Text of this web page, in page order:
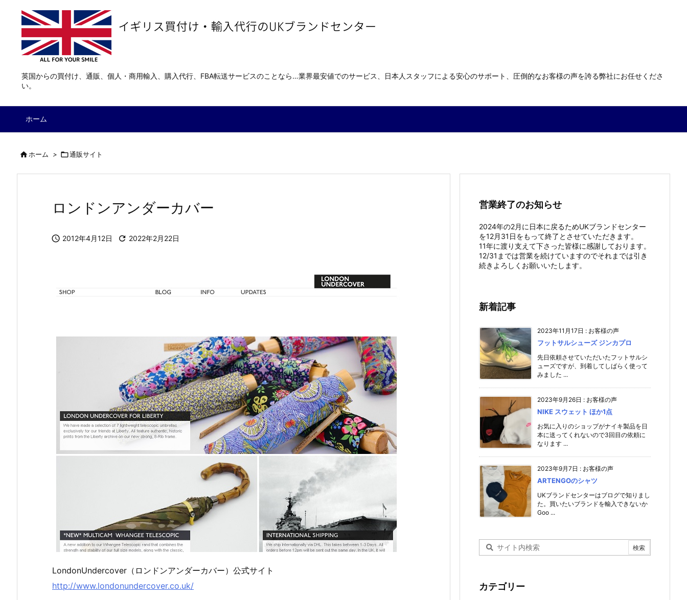
英国からの買付け、通販、個人・商用輸入、購入代行、FBA転送サービスのことなら…業界最安値でのサービス、日本人スタッフによる安心のサポート、圧倒的なお客様の声を誇る弊社にお任せくださ
い。
ホーム
ホーム > 通販サイト
ロンドンアンダーカバー
 2012年4月12日  2022年2月22日
LondonUndercover（ロンドンアンダーカバー）公式サイト
http://www.londonundercover.co.uk/
営業終了のお知らせ
2024年の2月に日本に戻るためUKブランドセンター
を12月31日をもって終了とさせていただきます。
11年に渡り支えて下さった皆様に感謝しております。
12/31までは営業を続けていますのでそれまでは引き
続きよろしくお願いいたします。
新着記事
2023年11月17日 : お客様の声
フットサルシューズ ジンカプロ
先日依頼させていただいたフットサルシ
ューズですが、到着してしばらく使って
みました ...
2023年9月26日 : お客様の声
NIKE スウェット ほか1点
お気に入りのショップがナイキ製品を日
本に送ってくれないので3回目の依頼に
なります ...
2023年9月7日 : お客様の声
ARTENGOのシャツ
UKブランドセンターはブログで知りまし
た。買いたいブランドを輸入できないか
Goo ...
カテゴリー